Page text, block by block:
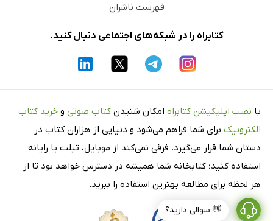
👋 سوالی دارید؟
فهرست ناشران
کتابراه را در شبکه‌های اجتماعی دنبال کنید.
با نصب اپلیکیشن کتابراه امکان شنیدن کتاب صوتی و خرید کتاب
الکترونیک برای شما فراهم می‌شود و دنیایی از هزاران کتاب در
دستان شما قرار می‌گیرد. فرقی نمی‌کند از موبایل، تبلت یا رایانه
استفاده کنید؛ کتابخانه شما همیشه در دسترس خواهد بود تا از
هر لحظه برای مطالعه بهترین استفاده را ببرید.